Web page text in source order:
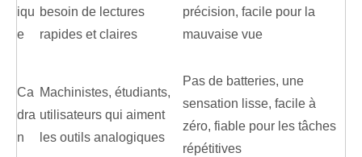
iqu
e
besoin de lectures
rapides et claires
précision, facile pour la
mauvaise vue
Ca
dra
n
Machinistes, étudiants,
utilisateurs qui aiment
les outils analogiques
Pas de batteries, une
sensation lisse, facile à
zéro, fiable pour les tâches
répétitives